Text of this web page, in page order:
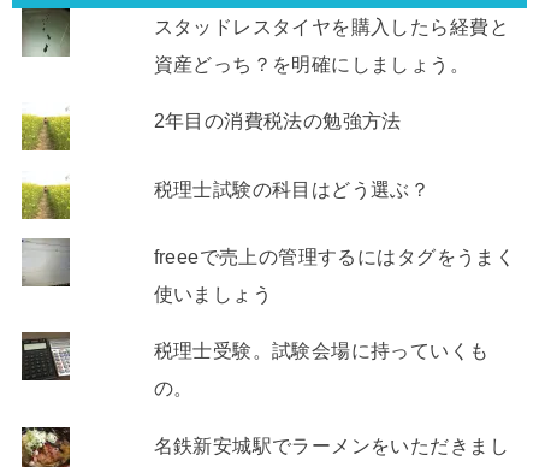
スタッドレスタイヤを購入したら経費と
資産どっち？を明確にしましょう。
2年目の消費税法の勉強方法
税理士試験の科目はどう選ぶ？
freeeで売上の管理するにはタグをうまく
使いましょう
税理士受験。試験会場に持っていくも
の。
名鉄新安城駅でラーメンをいただきまし